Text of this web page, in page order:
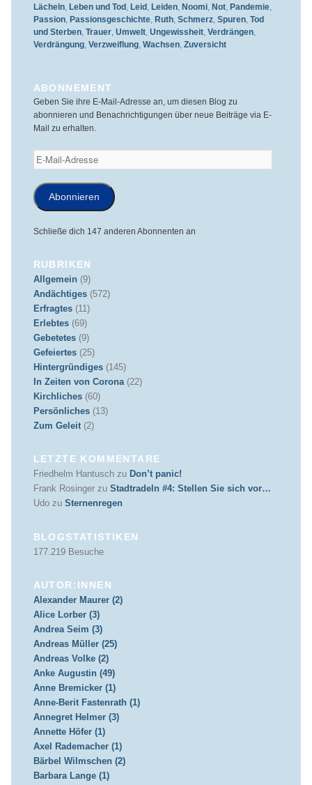
Lächeln, Leben und Tod, Leid, Leiden, Noomi, Not, Pandemie,
Passion, Passionsgeschichte, Ruth, Schmerz, Spuren, Tod
und Sterben, Trauer, Umwelt, Ungewissheit, Verdrängen,
Verdrängung, Verzweiflung, Wachsen, Zuversicht
ABONNEMENT
Geben Sie ihre E-Mail-Adresse an, um diesen Blog zu
abonnieren und Benachrichtigungen über neue Beiträge via E-
Mail zu erhalten.
E-
Mail-
Adresse
Abonnieren
Schließe dich 147 anderen Abonnenten an
RUBRIKEN
Allgemein (9)
Andächtiges(572)
Erfragtes(11)
Erlebtes(69)
Gebetetes(9)
Gefeiertes(25)
Hintergründiges(145)
In Zeiten von Corona(22)
Kirchliches(60)
Persönliches(13)
Zum Geleit(2)
LETZTE KOMMENTARE
Friedhelm Hantuschzu Don’t panic!
Frank Rosingerzu Stadtradeln #4: Stellen Sie sich vor…
Udozu Sternenregen
BLOGSTATISTIKEN
177.219 Besuche
AUTOR:INNEN
Alexander Maurer (2)
Alice Lorber (3)
Andrea Seim (3)
Andreas Müller (25)
Andreas Volke (2)
Anke Augustin (49)
Anne Bremicker (1)
Anne-Berit Fastenrath (1)
Annegret Helmer (3)
Annette Höfer (1)
Axel Rademacher (1)
Bärbel Wilmschen (2)
Barbara Lange (1)